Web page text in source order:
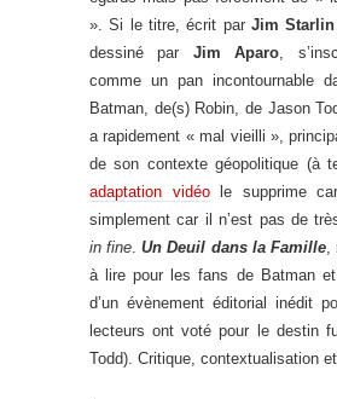
». Si le titre, écrit par Jim Starlin
dessiné par Jim Aparo,
comme un pan incontournable
Batman, de(s) Robin, de Jason
a rapidement « mal vieilli »,
de son contexte géopolitique (à
adaptation vidéole supprime
simplement car il n’est pas de
in fine.Un Deuil dans la Famille,
à lire pour les fans de Batman
d’un évènement éditorial inédit
lecteurs ont voté pour le destin
Todd). Critique, contextualisation